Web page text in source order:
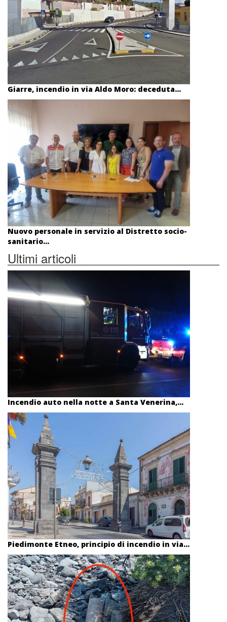
Giarre, incendio in via Aldo Moro: deceduta...
Nuovo personale in servizio al Distretto socio-
sanitario...
Ultimi articoli
Incendio auto nella notte a Santa Venerina,...
Piedimonte Etneo, principio di incendio in via...